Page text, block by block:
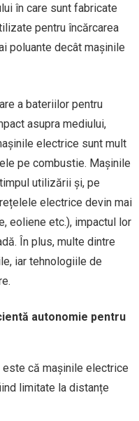
în care sunt fabricate
pentru încărcarea
poluante decât mașinile
a bateriilor pentru
asupra mediului,
electrice sunt mult
pe combustie. Mașinile
utilizării și, pe
electrice devin mai
eoliene etc.), impactul lor
În plus, multe dintre
iar tehnologiile de
autonomie pentru
că mașinile electrice
limitate la distanțe